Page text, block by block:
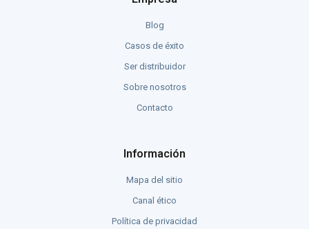
Blog
Casos de éxito
Ser distribuidor
Sobre nosotros
Contacto
Información
Mapa del sitio
Canal ético
Política de privacidad